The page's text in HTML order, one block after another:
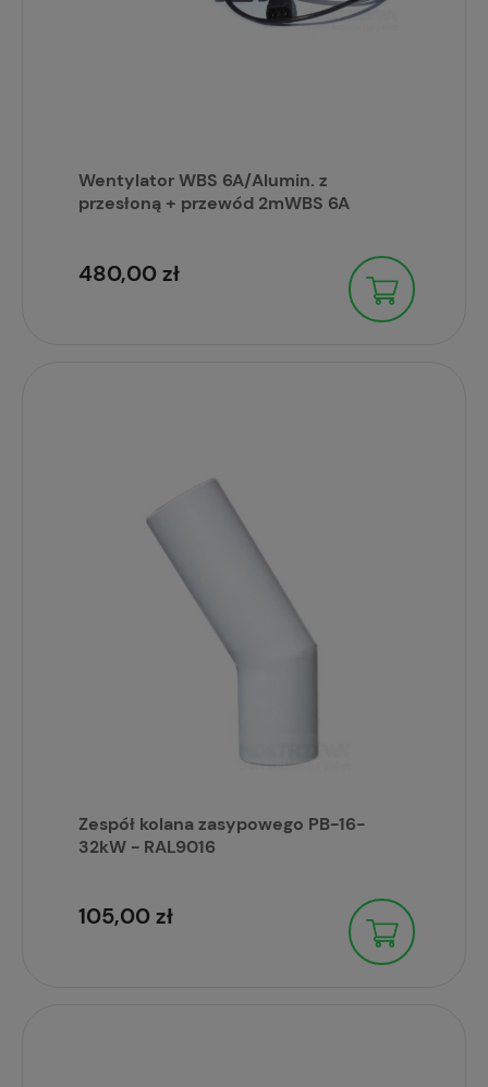
Wentylator WBS 6A/Alumin. z
przesłoną + przewód 2mWBS 6A
480,00 zł
Zespół kolana zasypowego PB-16-
32kW - RAL9016
105,00 zł